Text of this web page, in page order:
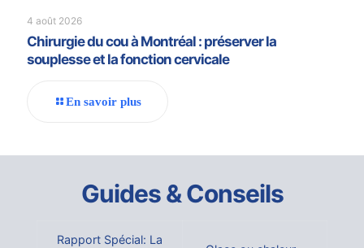
4 août 2026
Chirurgie du cou à Montréal : préserver la
souplesse et la fonction cervicale
En savoir plus
Guides & Conseils
Rapport Spécial: La